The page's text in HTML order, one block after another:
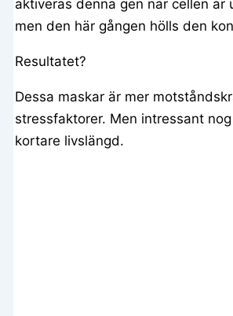
aktiveras denna gen när cellen är
men den här gången hölls den
Resultatet?
Dessa maskar är mer
stressfaktorer. Men intressant
kortare livslängd.